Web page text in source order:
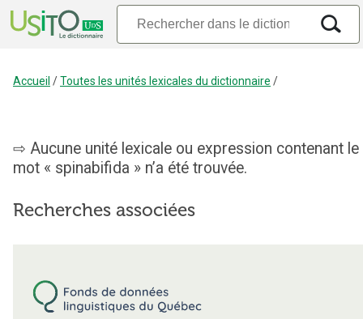
Accueil /Toutes les unités lexicales du dictionnaire /
Aucune unité lexicale ou expression contenant le
mot « spinabifida » n’a été trouvée.
Recherches associées